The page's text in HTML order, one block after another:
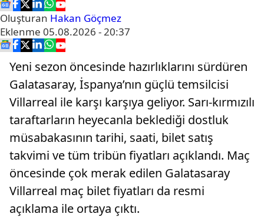
Oluşturan Hakan Göçmez
Eklenme 05.08.2026 - 20:37
Yeni sezon öncesinde hazırlıklarını sürdüren
Galatasaray, İspanya’nın güçlü temsilcisi
Villarreal ile karşı karşıya geliyor. Sarı-kırmızılı
taraftarların heyecanla beklediği dostluk
müsabakasının tarihi, saati, bilet satış
takvimi ve tüm tribün fiyatları açıklandı. Maç
öncesinde çok merak edilen Galatasaray
Villarreal maç bilet fiyatları da resmi
açıklama ile ortaya çıktı.